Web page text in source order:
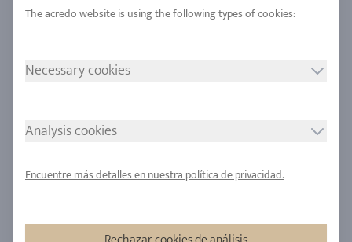
Urban Mining
Ubicaciones
NUESTRAS POLÍTICAS
Política de privacidad
Sitemap
Necessary cookies
Analysis cookies
Encuentre más detalles en nuestra política de privacidad.